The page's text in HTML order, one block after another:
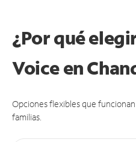
¿Por qué
Voice en
Opciones flexibles que
familias.